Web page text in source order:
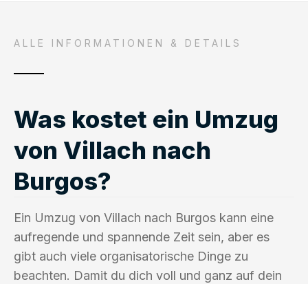
ALLE INFORMATIONEN & DETAILS
Was kostet ein Umzug
von Villach nach
Burgos?
Ein Umzug von Villach nach Burgos kann eine
aufregende und spannende Zeit sein, aber es
gibt auch viele organisatorische Dinge zu
beachten. Damit du dich voll und ganz auf dein